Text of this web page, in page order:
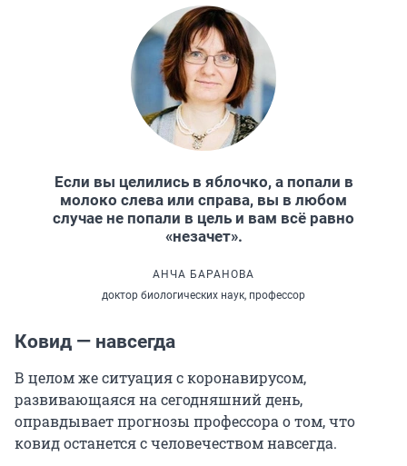
Если вы целились в яблочко, а попали в
молоко слева или справа, вы в любом
случае не попали в цель и вам всё равно
«незачет».
АНЧА БАРАНОВА
доктор биологических наук, профессор
Ковид — навсегда
В целом же ситуация с коронавирусом,
развивающаяся на сегодняшний день,
оправдывает прогнозы профессора о том, что
ковид останется с человечеством навсегда.